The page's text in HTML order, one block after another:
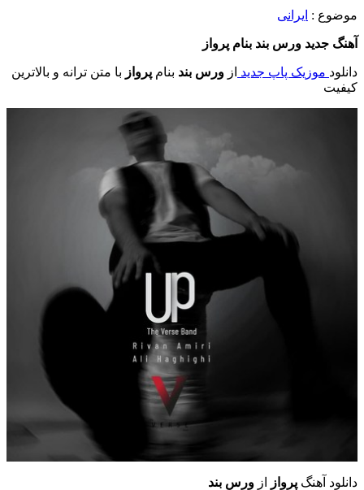
موضوع : ایرانی
آهنگ جدید ورس بند بنام پرواز
دانلود موزیک پاپ جدید از ورس بند بنام پرواز با متن ترانه و بالاترین
کیفیت
دانلود آهنگ پرواز از ورس بند